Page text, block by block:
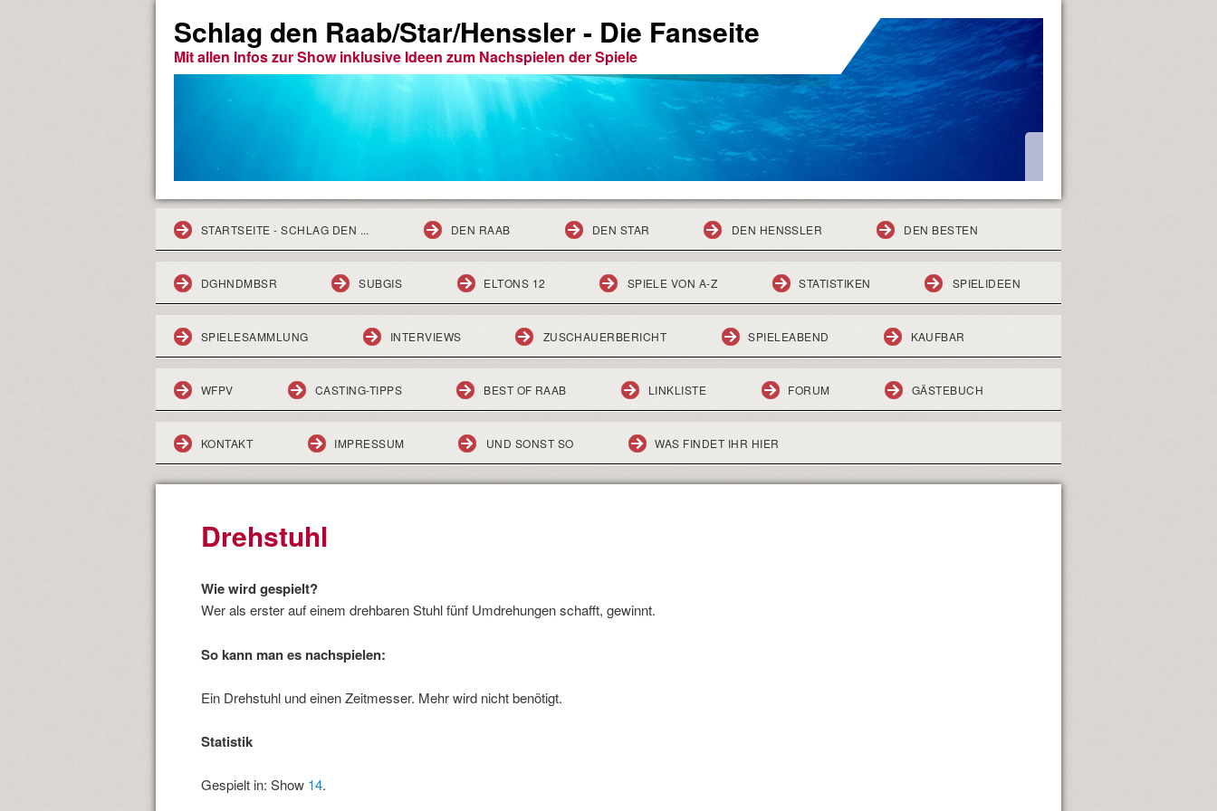
Schlag den Raab/Star/Henssler - Die Fanseite
Mit allen Infos zur Show inklusive Ideen zum Nachspielen der Spiele
STARTSEITE - SCHLAG DEN ... DEN RAAB DEN STAR DEN HENSSLER DEN BESTEN
DGHNDMBSR SUBGIS ELTONS 12 SPIELE VON A-Z STATISTIKEN SPIELIDEEN
SPIELESAMMLUNG INTERVIEWS ZUSCHAUERBERICHT SPIELEABEND KAUFBAR
WFPV CASTING-TIPPS BEST OF RAAB LINKLISTE FORUM GÄSTEBUCH
KONTAKT IMPRESSUM UND SONST SO WAS FINDET IHR HIER
Drehstuhl
Wie wird gespielt?
Wer als erster auf einem drehbaren Stuhl fünf Umdrehungen schafft, gewinnt.
So kann man es nachspielen:
Ein Drehstuhl und einen Zeitmesser. Mehr wird nicht benötigt.
Statistik
Gespielt in: Show 14.